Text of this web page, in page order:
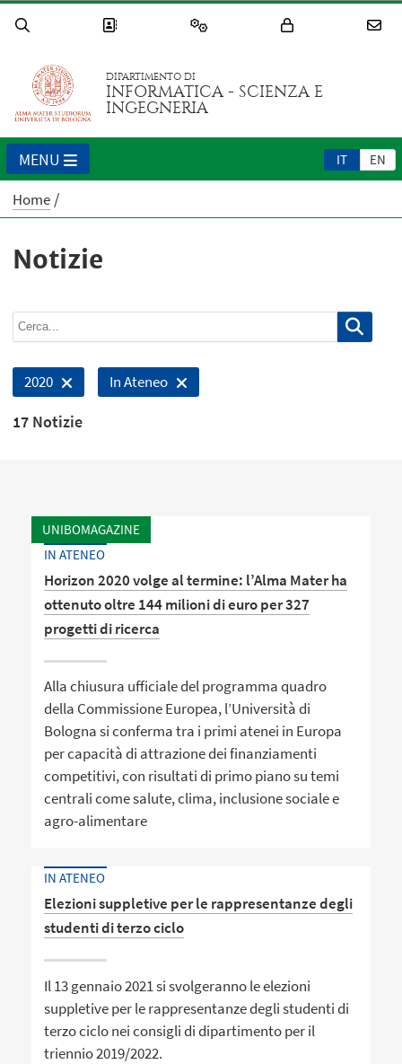
DIPARTIMENTO DI
INFORMATICA - SCIENZA E
INGEGNERIA
IT EN
MENU
Home
Notizie
2020 In Ateneo
17 Notizie
UNIBOMAGAZINE
IN ATENEO
Horizon 2020 volge al termine: l’Alma Mater ha
ottenuto oltre 144 milioni di euro per 327
progetti di ricerca
Alla chiusura ufficiale del programma quadro
della Commissione Europea, l’Università di
Bologna si conferma tra i primi atenei in Europa
per capacità di attrazione dei finanziamenti
competitivi, con risultati di primo piano su temi
centrali come salute, clima, inclusione sociale e
agro-alimentare
IN ATENEO
Elezioni suppletive per le rappresentanze degli
studenti di terzo ciclo
Il 13 gennaio 2021 si svolgeranno le elezioni
suppletive per le rappresentanze degli studenti di
terzo ciclo nei consigli di dipartimento per il
triennio 2019/2022.